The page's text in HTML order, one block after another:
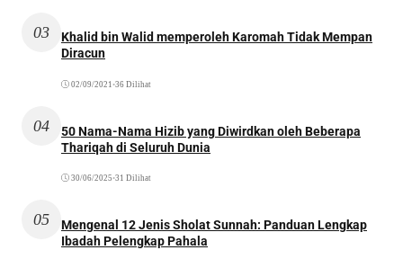
03
Khalid bin Walid memperoleh Karomah Tidak Mempan
Diracun
02/09/2021 •36 Dilihat
04
50 Nama-Nama Hizib yang Diwirdkan oleh Beberapa
Thariqah di Seluruh Dunia
30/06/2025 •31 Dilihat
05
Mengenal 12 Jenis Sholat Sunnah: Panduan Lengkap
Ibadah Pelengkap Pahala